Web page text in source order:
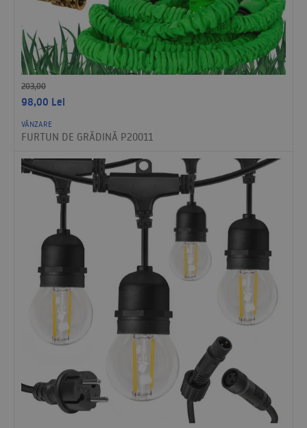
203,00
98,00 Lei
VÂNZARE
FURTUN DE GRĂDINĂ P20011